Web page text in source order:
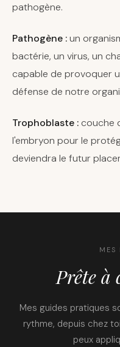
pathogène.
Pathogène :un
bactérie, un virus, un
capable de provoquer
défense de notre
Trophoblaste : couche
l'embryon pour le
deviendra le futur
MES
Prête à
Mes guides pratiques
rythme, depuis chez
peux